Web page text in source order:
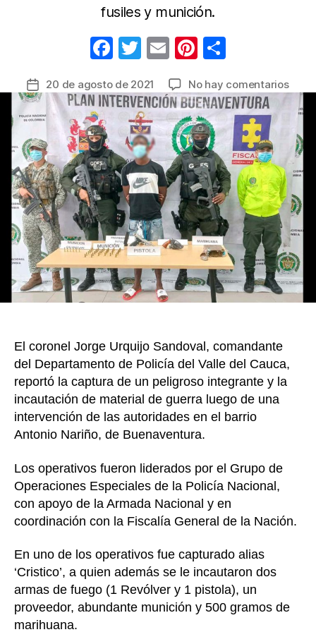
fusiles y munición.
F
c
e
b
o
o
k
T
itt
er
E
ail
Pi
er
e
st
m
p
ar
tir
Fecha
de
la
entrada
20 de agosto de 2021 No hay comentariosen
alias
del
de
la
‘Los
de
El coronel Jorge Urquijo Sandoval, comandante
del Departamento de Policía del Valle del Cauca,
reportó la captura de un peligroso integrante y la
incautación de material de guerra luego de una
intervención de las autoridades en el barrio
Antonio Nariño, de Buenaventura.
Los operativos fueron liderados por el Grupo de
Operaciones Especiales de la Policía Nacional,
con apoyo de la Armada Nacional y en
coordinación con la Fiscalía General de la Nación.
En uno de los operativos fue capturado alias
‘Cristico’, a quien además se le incautaron dos
armas de fuego (1 Revólver y 1 pistola), un
proveedor, abundante munición y 500 gramos de
marihuana.